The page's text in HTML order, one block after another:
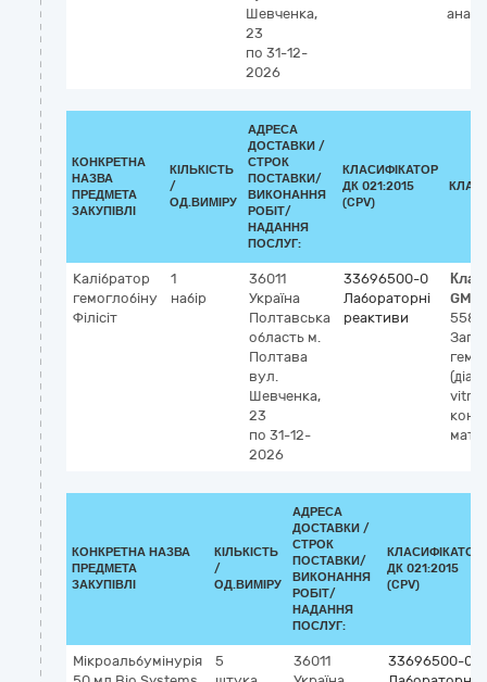
Шевченка,
23
по 31-12-
2026
КОНКРЕТНА
НАЗВА
ПРЕДМЕТА
ЗАКУПІВЛІ
КІЛЬКІСТЬ
/
ОД.ВИМІРУ
АДРЕСА
ДОСТАВКИ /
СТРОК
ПОСТАВКИ/
ВИКОНАННЯ
РОБІТ/
НАДАННЯ
ПОСЛУГ:
КЛАСИФІКАТОР
ДК 021:2015
(CPV)
Калібратор
гемоглобіну
Філісіт
1
набір
36011
Україна
Полтавська
область м.
Полтава
вул.
Шевченка,
23
по 31-12-
2026
33696500-0
Лабораторні
реактиви
vitro),
КОНКРЕТНА НАЗВА
ПРЕДМЕТА
ЗАКУПІВЛІ
КІЛЬКІСТЬ
/
ОД.ВИМІРУ
АДРЕСА
ДОСТАВКИ /
СТРОК
ПОСТАВКИ/
ВИКОНАННЯ
РОБІТ/
НАДАННЯ
ПОСЛУГ:
КЛАСИФІКАТОР
ДК 021:2015
(CPV)
Мікроальбумінурія
5
36011
33696500-0